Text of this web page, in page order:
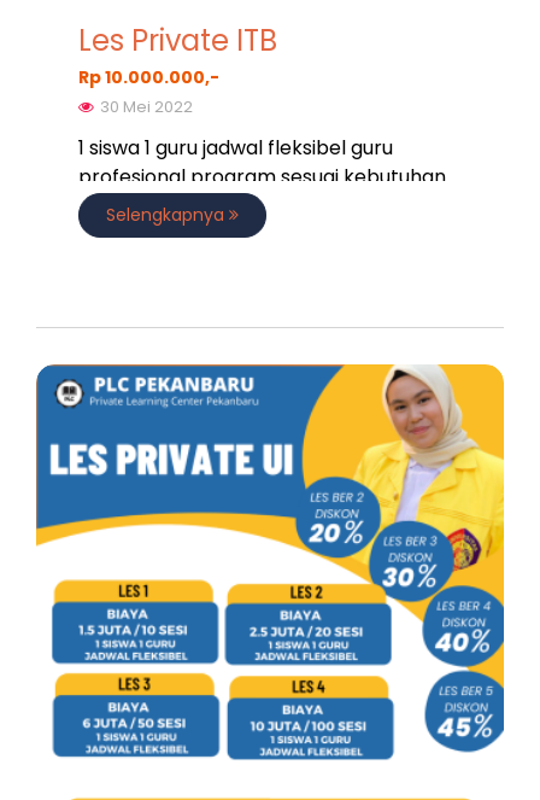
Les Private ITB
Rp 10.000.000,-
30 Mei 2022
1 siswa 1 guru jadwal fleksibel guru
profesional program sesuai kebutuhan
Selengkapnya